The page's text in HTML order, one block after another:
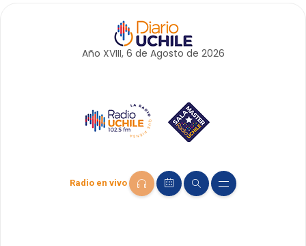
Año XVIII, 6 de Agosto de 2026
Radio en vivo